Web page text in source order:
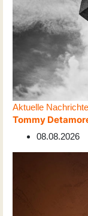
Aktuelle
Tommy
08.08.2026